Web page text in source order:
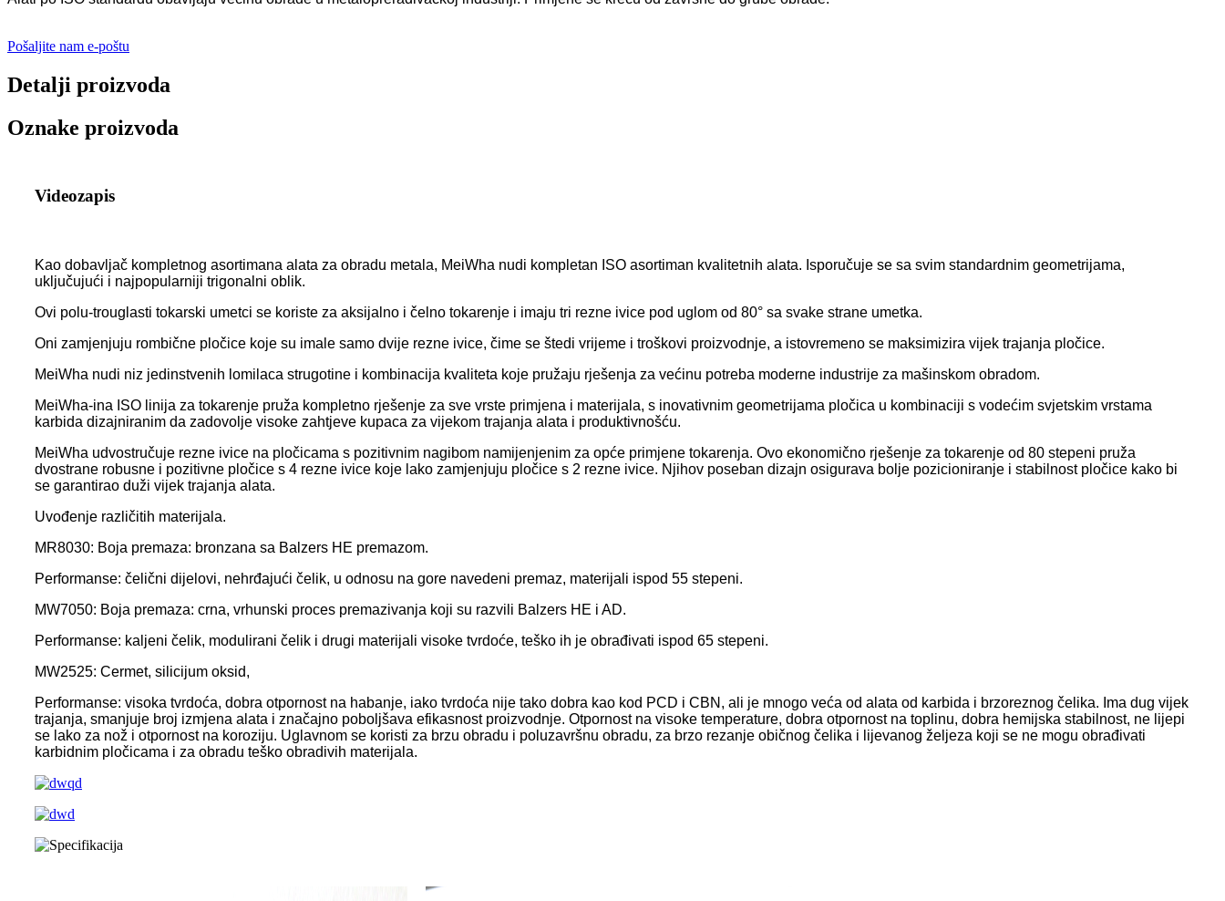
Pošaljite nam e-poštu
Detalji proizvoda
Oznake proizvoda
Videozapis
Kao dobavljač kompletnog asortimana alata za obradu metala, MeiWha nudi kompletan ISO asortiman kvalitetnih alata. Isporučuje se sa svim standardnim geometrijama,
uključujući i najpopularniji trigonalni oblik.
Ovi polu-trouglasti tokarski umetci se koriste za aksijalno i čelno tokarenje i imaju tri rezne ivice pod uglom od 80° sa svake strane umetka.
Oni zamjenjuju rombične pločice koje su imale samo dvije rezne ivice, čime se štedi vrijeme i troškovi proizvodnje, a istovremeno se maksimizira vijek trajanja pločice.
MeiWha nudi niz jedinstvenih lomilaca strugotine i kombinacija kvaliteta koje pružaju rješenja za većinu potreba moderne industrije za mašinskom obradom.
MeiWha-ina ISO linija za tokarenje pruža kompletno rješenje za sve vrste primjena i materijala, s inovativnim geometrijama pločica u kombinaciji s vodećim svjetskim vrstama
karbida dizajniranim da zadovolje visoke zahtjeve kupaca za vijekom trajanja alata i produktivnošću.
MeiWha udvostručuje rezne ivice na pločicama s pozitivnim nagibom namijenjenim za opće primjene tokarenja. Ovo ekonomično rješenje za tokarenje od 80 stepeni pruža
dvostrane robusne i pozitivne pločice s 4 rezne ivice koje lako zamjenjuju pločice s 2 rezne ivice. Njihov poseban dizajn osigurava bolje pozicioniranje i stabilnost pločice kako bi
se garantirao duži vijek trajanja alata.
Uvođenje različitih materijala.
MR8030: Boja premaza: bronzana sa Balzers HE premazom.
Performanse: čelični dijelovi, nehrđajući čelik, u odnosu na gore navedeni premaz, materijali ispod 55 stepeni.
MW7050: Boja premaza: crna, vrhunski proces premazivanja koji su razvili Balzers HE i AD.
Performanse: kaljeni čelik, modulirani čelik i drugi materijali visoke tvrdoće, teško ih je obrađivati ​​ispod 65 stepeni.
MW2525: Cermet, silicijum oksid,
Performanse: visoka tvrdoća, dobra otpornost na habanje, iako tvrdoća nije tako dobra kao kod PCD i CBN, ali je mnogo veća od alata od karbida i brzoreznog čelika. Ima dug vijek
trajanja, smanjuje broj izmjena alata i značajno poboljšava efikasnost proizvodnje. Otpornost na visoke temperature, dobra otpornost na toplinu, dobra hemijska stabilnost, ne lijepi
se lako za nož i otpornost na koroziju. Uglavnom se koristi za brzu obradu i poluzavršnu obradu, za brzo rezanje običnog čelika i lijevanog željeza koji se ne mogu obrađivati ​​
karbidnim pločicama i za obradu teško obradivih materijala.